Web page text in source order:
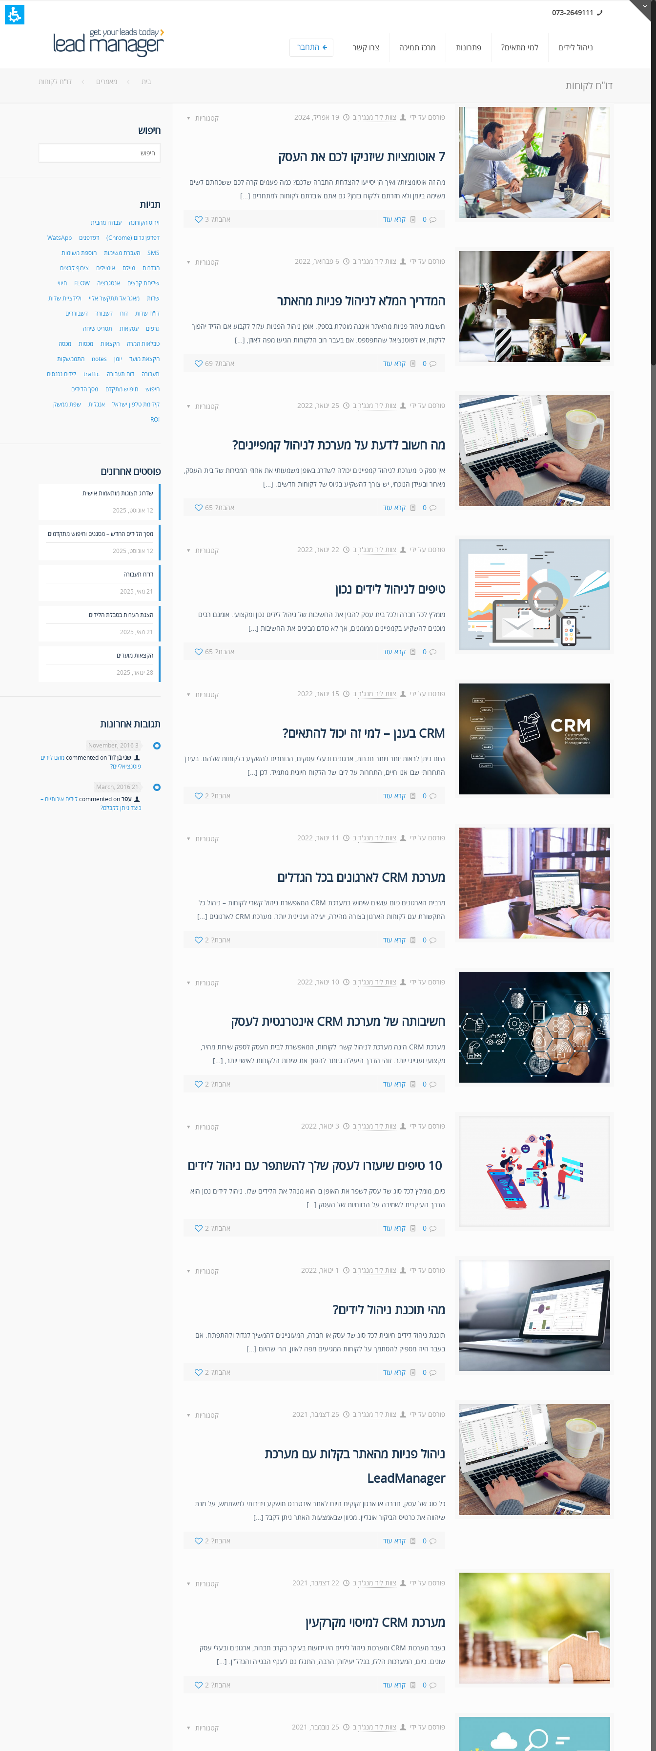
073-2649111
ניהול לידים למי מתאים? פתרונות מרכז תמיכה צרו קשר
דו"ח לקוחות בית מאמרים דו"ח לקוחות
פורסם על ידי צוות ליד מנג'ר ב 19 אפריל, 2024 קטגוריות
7 אוטומציות שיזניקו לכם את העסק
מה זה אוטומציות? ואיך הן יסייעו להצלחת החברה שלכם? כמה פעמים קרה לכם ששכחתם לשים
משימה ביומן ולא חזרתם ללקוח בזמן? גם אתם איבדתם לקוחות למתחרים […]
אהבת? 3 0 קרא עוד
פורסם על ידי צוות ליד מנג'ר ב 6 פברואר, 2022 קטגוריות
המדריך המלא לניהול פניות מהאתר
חשיבות ניהול פניות מהאתר איננה מוטלת בספק. אופן ניהול הפניות עלול לקבוע אם הליד יהפוך
ללקוח, או לפוטנציאל שהתפספס. אם בעבר רוב הלקוחות הגיעו מפה לאוזן, […]
אהבת? 69 0 קרא עוד
פורסם על ידי צוות ליד מנג'ר ב 25 ינואר, 2022 קטגוריות
מה חשוב לדעת על מערכת לניהול קמפיינים?
אין ספק כי מערכת לניהול קמפיינים יכולה לשדרג באופן משמעותי את אחוזי המכירות של בית העסק,
מאחר ובעידן הנוכחי, יש צורך להשקיע בגיוס של לקוחות חדשים. […]
אהבת? 65 0 קרא עוד
פורסם על ידי צוות ליד מנג'ר ב 22 ינואר, 2022 קטגוריות
טיפים לניהול לידים נכון
מומלץ לכל חברה ולכל בית עסק להבין את החשיבות של ניהול לידים נכון ומקצועי. אומנם רבים
מוכנים להשקיע בקמפיינים ממומנים, אך לא כולם מבינים את החשיבות […]
אהבת? 65 0 קרא עוד
פורסם על ידי צוות ליד מנג'ר ב 15 ינואר, 2022 קטגוריות
CRM בענן – למי זה יכול להתאים?
היום ניתן לראות יותר ויותר חברות, ארגונים ובעלי עסקים, הבוחרים להשקיע בלקוחות שלהם. בעידן
התחרותי שבו אנו חיים, התחרות על ליבו של הלקוח חיונית מתמיד. לכן […]
אהבת? 2 0 קרא עוד
פורסם על ידי צוות ליד מנג'ר ב 11 ינואר, 2022 קטגוריות
מערכת CRM לארגונים בכל הגדלים
מרבית הארגונים כיום עושים שימוש במערכת CRM המאפשרת ניהול קשרי לקוחות – ניהול כל
התקשורת עם לקוחות הארגון בצורה מהירה, יעילה ועניינית יותר. מערכת CRM לארגונים […]
אהבת? 2 0 קרא עוד
פורסם על ידי צוות ליד מנג'ר ב 10 ינואר, 2022 קטגוריות
חשיבותה של מערכת CRM אינטרנטית לעסק
מערכת CRM הינה מערכת לניהול קשרי לקוחות, המאפשרת לבית העסק לספק שירות מהיר,
מקצועי וענייני יותר. זוהי הדרך היעילה ביותר להפוך את שירות הלקוחות לאישי יותר, […]
אהבת? 2 0 קרא עוד
פורסם על ידי צוות ליד מנג'ר ב 3 ינואר, 2022 קטגוריות
10 טיפים שיעזרו לעסק שלך להשתפר עם ניהול לידים
כיום, מומלץ לכל סוג של עסק לשפר את האופן בו הוא מנהל את הלידים שלו. ניהול לידים נכון הוא
הדרך העיקרית לשמירה על הרווחיות של העסק […]
אהבת? 2 0 קרא עוד
פורסם על ידי צוות ליד מנג'ר ב 1 ינואר, 2022 קטגוריות
מהי תוכנת ניהול לידים?
תוכנת ניהול לידים חיונית לכל סוג של עסק או חברה, המעוניינים להמשיך לגדול ולהתפתח. אם
בעבר היה מספיק להסתמך על לקוחות המגיעים מפה לאוזן, הרי שהיום […]
אהבת? 2 0 קרא עוד
פורסם על ידי צוות ליד מנג'ר ב 25 דצמבר, 2021 קטגוריות
ניהול פניות מהאתר בקלות עם מערכת
LeadManager
כל סוג של עסק, חברה או ארגון זקוקים היום לאתר אינטרנט מושקע וידידותי למשתמש, על מנת
שיהווה את כרטיס הביקור אונליין. מכיוון שבאמצעות האתר ניתן לקבל […]
אהבת? 2 0 קרא עוד
פורסם על ידי צוות ליד מנג'ר ב 22 דצמבר, 2021 קטגוריות
מערכת CRM למיסוי מקרקעין
בעבר מערכות CRM ומערכות ניהול לידים היו ידועות בעיקר בקרב חברות, ארגונים ובעלי עסק
שונים. כיום, המערכות הללו, בגלל יעילותן הרבה, התגלו גם לענף הבנייה והנדל"ן. […]
אהבת? 2 0 קרא עוד
פורסם על ידי צוות ליד מנג'ר ב 25 נובמבר, 2021 קטגוריות
חיפוש
תגיות
וירוס הקורונה
עבודה מהבית
דפדפן כרום (Chrome)
דפדפנים
WatsApp
SMS
העברת משימות
הוספת משימות
הגדרות
מיילם אימיילים
צירוף קבצים
שליחת קבצים
אנטגרציה FLOW
חיווי
שדות
מאגר אל תתקשר אליי
ולידציית שדות
דו"ח שדות
דוח דשבורד
דשבורדים
גרפים
עסקאות
תסריט שיחה
טבלאות המרה
הקצאות מכסות
מכסה
הקצאת מועד
יומן notes
התממשקות
תעבורה
דוח תעבורה traffic
לידים נכנסים
חיפוש
חיפוש מתקדם
מסך הלידים
קידומת טלפון ישראל
אנגלית
שפת ממשק
ROI
פוסטים אחרונים
שדרוג תצוגות מותאמות אישית
12 אוגוסט, 2025
מסך הלידים החדש – מסננים וחיפוש מתקדמים
12 אוגוסט, 2025
דו"ח תעבורה
21 מאי, 2025
הצגת הערות בטבלת הלידים
21 מאי, 2025
הקצאות מועדים
28 ינואר, 2025
תגובות אחרונות
3 November, 2016
שני בן דודcommented on
מהם לידים
פוטנציאליים?
21 March, 2016
עפרcommented on
לידים איכותיים –
כיצד ניתן לקבלם?